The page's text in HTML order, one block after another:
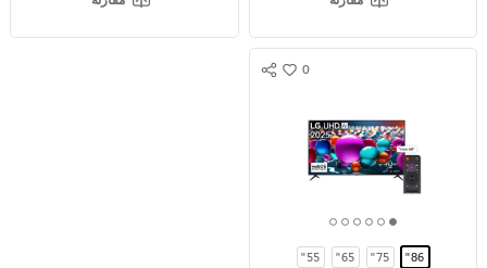
0
S
1
o
2
o
3
o
4
o
5
o
6
o
86"
75"
65"
55"